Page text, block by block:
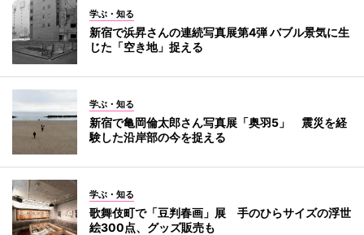
学ぶ・知る
新宿で浜昇さんの連続写真展第4弾 バブル景気に生
じた「空き地」捉える
学ぶ・知る
新宿で亀岡倫太郎さん写真展「奥羽5」 震災を経
験した沿岸部の今を捉える
学ぶ・知る
歌舞伎町で「豆判春画」展 手のひらサイズの浮世
絵300点、グッズ販売も